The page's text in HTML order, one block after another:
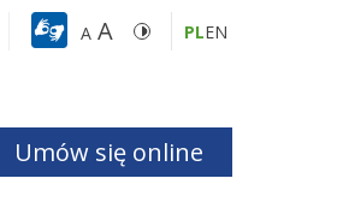
A A PLEN
Umów się online